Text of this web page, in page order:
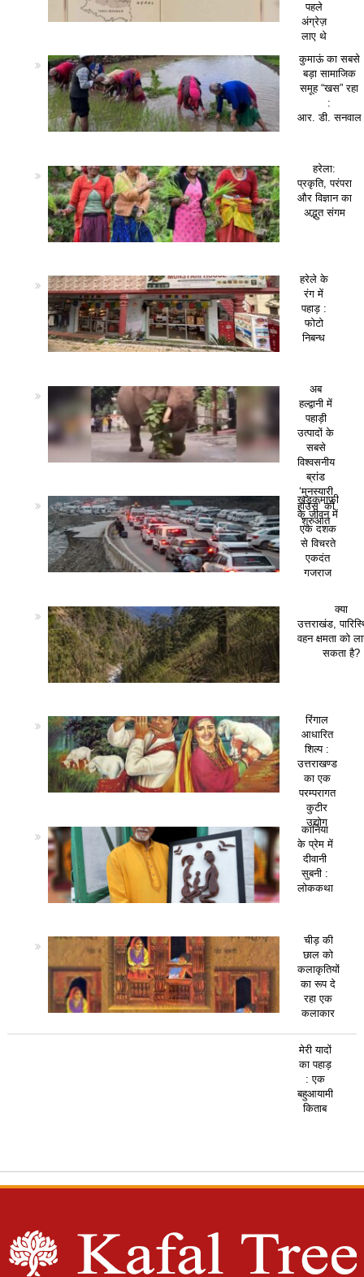
पहले
अंग्रेज़
लाए थे
कुमाऊं का सबसे
बड़ा सामाजिक
समूह “खस” रहा
:
आर. डी. सनवाल
हरेला:
प्रकृति, परंपरा
और विज्ञान का
अद्भुत संगम
हरेले के
रंग में
पहाड़ :
फोटो
निबन्ध
अब
हल्द्वानी में
पहाड़ी
उत्पादों के
सबसे
विश्वसनीय
ब्रांड
‘मुनस्यारी
हाउस’ की
शुरुआत
खड़कमाफी
के जीवन में
एक दशक
से विचरते
एकदंत
गजराज
क्या
उत्तराखंड,
वहन क्षमता को
सकता है?
रिंगाल
आधारित
शिल्प :
उत्तराखण्ड
का एक
परम्परागत
कुटीर
उद्योग
कानिया
के प्रेम में
दीवानी
सुबनी :
लोककथा
चीड़ की
छाल को
कलाकृतियों
का रूप दे
रहा एक
कलाकार
मेरी यादों
का पहाड़
: एक
बहुआयामी
किताब